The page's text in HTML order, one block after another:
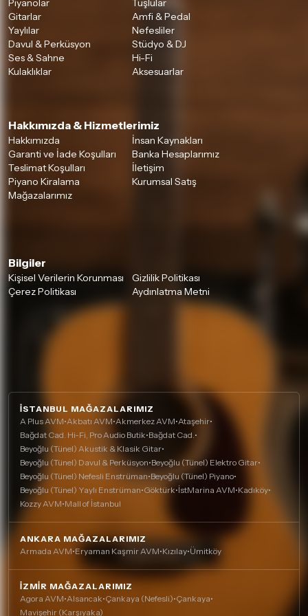
Piyanolar
Tuşlular
Gitarlar
Amfi & Pedal
Yaylılar
Nefesliler
Davul & Perküsyon
Stüdyo & DJ
Ses & Sahne
Hi-Fi
Kulaklıklar
Aksesuarlar
Hakkımızda & Hizmetlerimiz
Hakkımızda
İnsan Kaynakları
Garanti ve İade Koşulları
Banka Hesaplarımız
Teslimat Koşulları
İletişim
Piyano Kiralama
Kurumsal Satış
Mağazalarımız
Bilgiler
Kişisel Verilerin Korunması
Gizlilik Politikası
Çerez Politikası
Aydınlatma Metni
İSTANBUL MAĞAZALARIMIZ
A Plus AVM•Akbatı AVM•Akmerkez AVM•Ataşehir•
Bağdat Cad. Hi-Fi, Pro Audio Butik•Bağdat Cad.•
Beyoğlu (Tünel) Akustik & Klasik Gitar•
Beyoğlu (Tünel) Davul & Perküsyon•Beyoğlu (Tünel) Elektro Gitar•
Beyoğlu (Tünel) Nefesli Enstrüman•Beyoğlu (Tünel) Piyano•
Beyoğlu (Tünel) Yaylı Enstrüman•Göktürk•İstMarina AVM•Kadıköy•
Kozzy AVM•Mall of İstanbul
ANKARA MAĞAZALARIMIZ
Armada AVM•Eryaman Kaşmir AVM•Kızılay•Ümitköy
İZMIR MAĞAZALARIMIZ
Agora AVM•Alsancak•Çankaya (Nefesli)•Çankaya•
Mavişehir (Karşıyaka)